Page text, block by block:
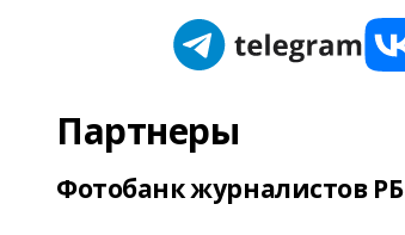
Партнеры
Фотобанк журналистов РБ